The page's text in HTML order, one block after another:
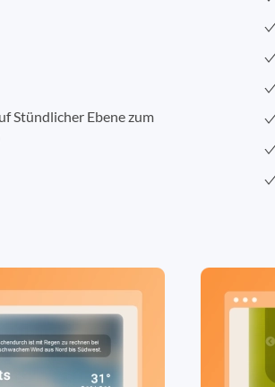
Stündlicher Ebene zum